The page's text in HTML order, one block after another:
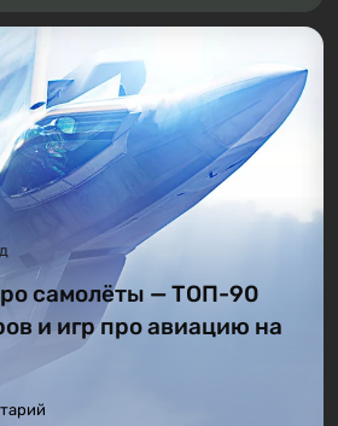
самолёты — ТОП-90
и игр про авиацию на